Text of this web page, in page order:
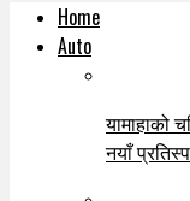
Home
Auto
यामाहाको
नयाँ